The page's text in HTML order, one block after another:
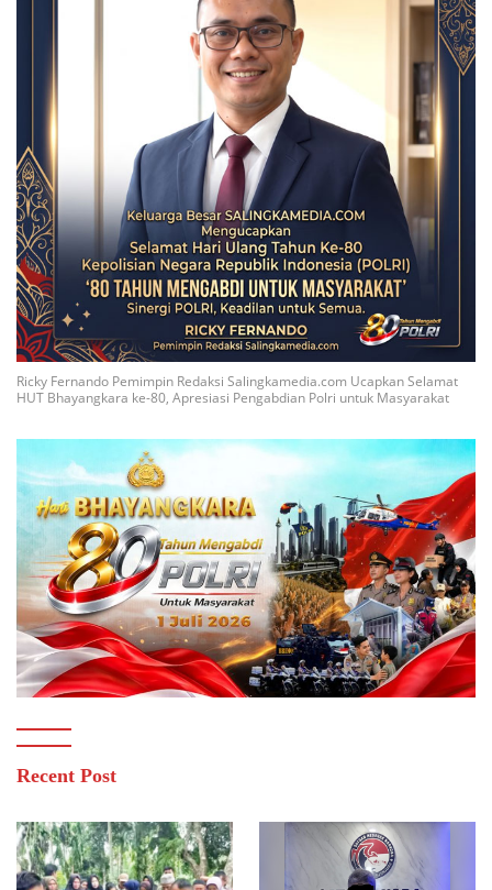
Ricky Fernando Pemimpin Redaksi Salingkamedia.com Ucapkan Selamat
HUT Bhayangkara ke-80, Apresiasi Pengabdian Polri untuk Masyarakat
Recent Post